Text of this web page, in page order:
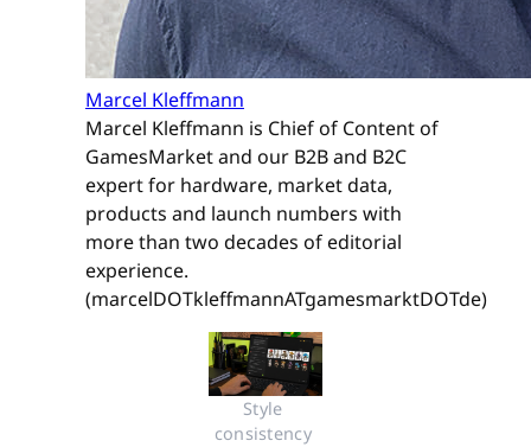
Marcel Kleffmann
Marcel Kleffmann is Chief of Content of
GamesMarket and our B2B and B2C
expert for hardware, market data,
products and launch numbers with
more than two decades of editorial
experience.
(marcelDOTkleffmannATgamesmarktDOTde)
Style
consistency